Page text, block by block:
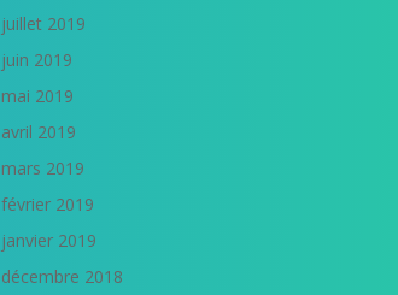
juillet 2019
juin 2019
mai 2019
avril 2019
mars 2019
février 2019
janvier 2019
décembre 2018